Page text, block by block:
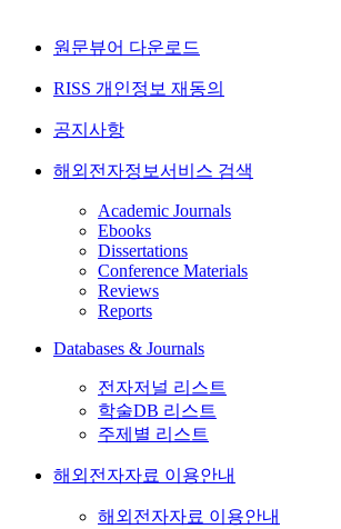
원문뷰어 다운로드
RISS 개인정보 재동의
공지사항
해외전자정보서비스 검색
Academic Journals
Ebooks
Dissertations
Conference Materials
Reviews
Reports
Databases & Journals
전자저널 리스트
학술DB 리스트
주제별 리스트
해외전자자료 이용안내
해외전자자료 이용안내